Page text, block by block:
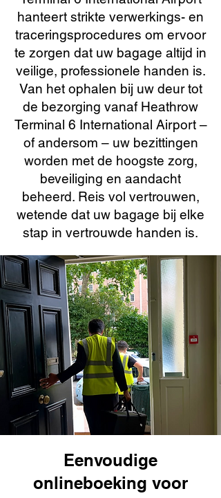
hanteert strikte verwerkings- en
traceringsprocedures om ervoor
te zorgen dat uw bagage altijd in
veilige, professionele handen is.
Van het ophalen bij uw deur tot
de bezorging vanaf Heathrow
Terminal 6 International Airport –
of andersom – uw bezittingen
worden met de hoogste zorg,
beveiliging en aandacht
beheerd. Reis vol vertrouwen,
wetende dat uw bagage bij elke
stap in vertrouwde handen is.
Eenvoudige
onlineboeking voor